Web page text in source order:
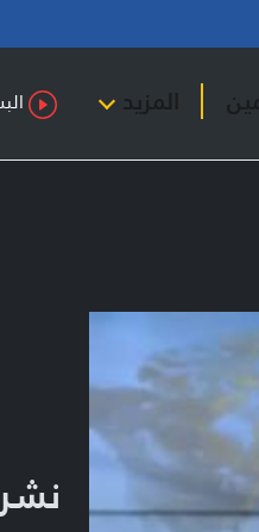
المزيد
نشرة